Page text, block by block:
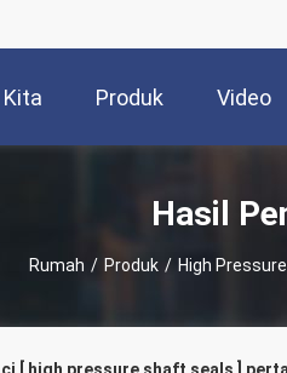
Produk Video
Hasil
Rumah / Produk / High